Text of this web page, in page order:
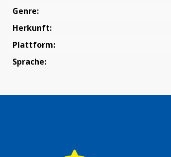
Genre:
Herkunft:
Plattform:
Sprache: